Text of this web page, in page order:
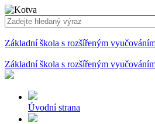
Základní škola s rozšířeným
Základní škola s rozšířeným
Úvodní strana